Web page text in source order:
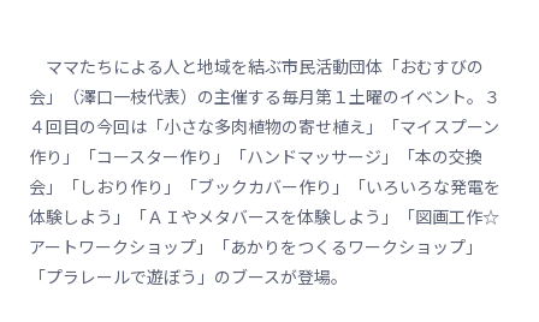
ママたちによる人と地域を結ぶ市民活動団体「おむすびの
会」（澤口一枝代表）の主催する毎月第１土曜のイベント。３
４回目の今回は「小さな多肉植物の寄せ植え」「マイスプーン
作り」「コースター作り」「ハンドマッサージ」「本の交換
会」「しおり作り」「ブックカバー作り」「いろいろな発電を
体験しよう」「ＡＩやメタバースを体験しよう」「図画工作☆
アートワークショップ」「あかりをつくるワークショップ」
「プラレールで遊ぼう」のブースが登場。